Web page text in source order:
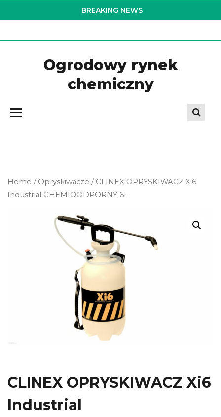
to
BREAKING NEWS
Ogrodowy rynek
chemiczny
Home / Opryskiwacze / CLINEX OPRYSKIWACZ Xi6
Industrial CHEMIOODPORNY 6L
CLINEX OPRYSKIWACZ Xi6
Industrial